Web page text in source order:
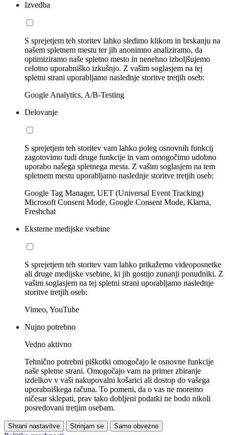
Izvedba
S sprejetjem teh storitev lahko sledimo klikom in brskanju na
našem spletnem mestu ter jih anonimno analiziramo, da
optimiziramo naše spletno mesto in nenehno izboljšujemo
celotno uporabniško izkušnjo. Z vašim soglasjem na tej
spletni strani uporabljamo naslednje storitve tretjih oseb:
Google Analytics, A/B-Testing
Delovanje
S sprejetjem teh storitev vam lahko poleg osnovnih funkcij
zagotovimo tudi druge funkcije in vam omogočimo udobno
uporabo našega spletnega mesta. Z vašim soglasjem na tem
spletnem mestu uporabljamo naslednje storitve tretjih oseb:
Google Tag Manager, UET (Universal Event Tracking)
Microsoft Consent Mode, Google Consent Mode, Klarna,
Freshchat
Eksterne medijske vsebine
S sprejetjem teh storitev vam lahko prikažemo videoposnetke
ali druge medijske vsebine, ki jih gostijo zunanji ponudniki. Z
vašim soglasjem na tej spletni strani uporabljamo naslednje
storitve tretjih oseb:
Vimeo, YouTube
Nujno potrebno
Vedno aktivno
Tehnično potrebni piškotki omogočajo le osnovne funkcije
naše spletne strani. Omogočajo vam na primer zbiranje
izdelkov v vaši nakupovalni košarici ali dostop do vašega
uporabniškega računa. To pomeni, da o vas ne moremo
ničesar sklepati, prav tako dobljeni podatki ne bodo nikoli
posredovani tretjim osebam.
Shrani nastavitve Strinjam se Samo obvezno